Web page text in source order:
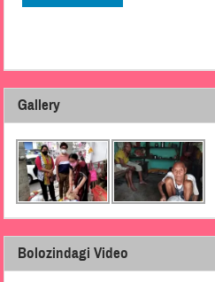
Gallery
Bolozindagi Video